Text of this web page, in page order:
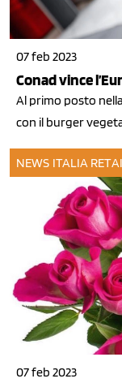
07 feb 2023
Conad vince
Al primo posto
con il burger
NEWS ITALIA
07 feb 2023